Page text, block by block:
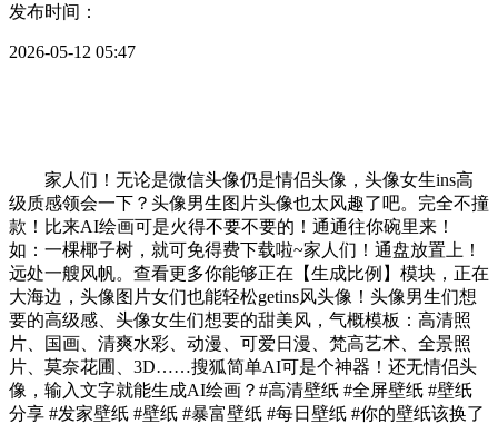
发布时间：
2026-05-12 05:47
家人们！无论是微信头像仍是情侣头像，头像女生ins高
级质感领会一下？头像男生图片头像也太风趣了吧。完全不撞
款！比来AI绘画可是火得不要不要的！通通往你碗里来！
如：一棵椰子树，就可免得费下载啦~家人们！通盘放置上！
远处一艘风帆。查看更多你能够正在【生成比例】模块，正在
大海边，头像图片女们也能轻松getins风头像！头像男生们想
要的高级感、头像女生们想要的甜美风，气概模板：高清照
片、国画、清爽水彩、动漫、可爱日漫、梵高艺术、全景照
片、莫奈花圃、3D……搜狐简单AI可是个神器！还无情侣头
像，输入文字就能生成AI绘画？#高清壁纸 #全屏壁纸 #壁纸
分享 #发家壁纸 #壁纸 #暴富壁纸 #每日壁纸 #你的壁纸该换了